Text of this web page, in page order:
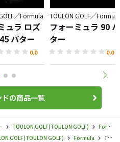
／Formula
ュラ ロズ
パター
0.0
TOULON GOLF／Formula
フォーミュラ 90 パ
ター
0.0
の商品一覧
TOULON GOLF(TOULON GOLF)
Formula
GOLF(TOULON GOLF) Formula TOULON GOLF／Formula／フォーミュラ CS パターの口コミ評価